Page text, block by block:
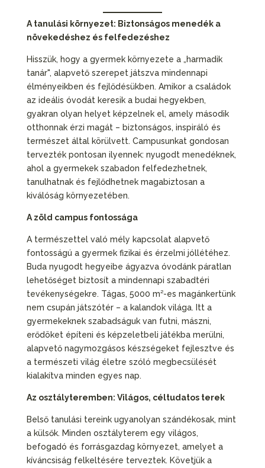
A tanulási környezet: Biztonságos menedék a
növekedéshez és felfedezéshez
Hisszük, hogy a gyermek környezete a „harmadik
tanár", alapvető szerepet játszva mindennapi
élményeikben és fejlődésükben. Amikor a családok
az ideális óvodát keresik a budai hegyekben,
gyakran olyan helyet képzelnek el, amely második
otthonnak érzi magát – biztonságos, inspiráló és
természet által körülvett. Campusunkat gondosan
tervezték pontosan ilyennek: nyugodt menedéknek,
ahol a gyermekek szabadon felfedezhetnek,
tanulhatnak és fejlődhetnek magabiztosan a
kiválóság környezetében.
A zöld campus fontossága
A természettel való mély kapcsolat alapvető
fontosságú a gyermek fizikai és érzelmi jóllétéhez.
Buda nyugodt hegyeibe ágyazva óvodánk páratlan
lehetőséget biztosít a mindennapi szabadtéri
tevékenységekre. Tágas, 5000 m²-es magánkertünk
nem csupán játszótér – a kalandok világa. Itt a
gyermekeknek szabadságuk van futni, mászni,
erődöket építeni és képzeletbeli játékba merülni,
alapvető nagymozgásos készségeket fejlesztve és
a természeti világ életre szóló megbecsülését
kialakítva minden egyes nap.
Az osztályteremben: Világos, céltudatos terek
Belső tanulási tereink ugyanolyan szándékosak, mint
a külsők. Minden osztályterem egy világos,
befogadó és forrásgazdag környezet, amelyet a
kíváncsiság felkeltésére terveztek. Követjük a